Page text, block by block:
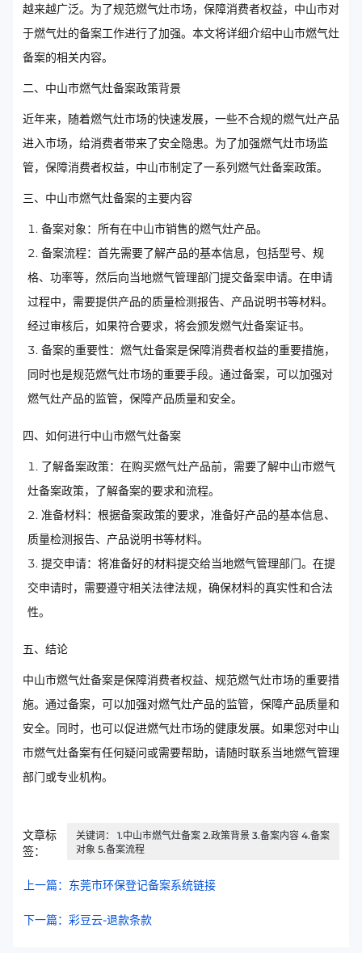
越来越广泛。为了规范燃气灶市场，保障消费者权益，中山市对
于燃气灶的备案工作进行了加强。本文将详细介绍中山市燃气灶
备案的相关内容。
二、中山市燃气灶备案政策背景
近年来，随着燃气灶市场的快速发展，一些不合规的燃气灶产品
进入市场，给消费者带来了安全隐患。为了加强燃气灶市场监
管，保障消费者权益，中山市制定了一系列燃气灶备案政策。
三、中山市燃气灶备案的主要内容
备案对象：所有在中山市销售的燃气灶产品。
备案流程：首先需要了解产品的基本信息，包括型号、规
格、功率等，然后向当地燃气管理部门提交备案申请。在申请
过程中，需要提供产品的质量检测报告、产品说明书等材料。
经过审核后，如果符合要求，将会颁发燃气灶备案证书。
备案的重要性：燃气灶备案是保障消费者权益的重要措施，
同时也是规范燃气灶市场的重要手段。通过备案，可以加强对
燃气灶产品的监管，保障产品质量和安全。
四、如何进行中山市燃气灶备案
了解备案政策：在购买燃气灶产品前，需要了解中山市燃气
灶备案政策，了解备案的要求和流程。
准备材料：根据备案政策的要求，准备好产品的基本信息、
质量检测报告、产品说明书等材料。
提交申请：将准备好的材料提交给当地燃气管理部门。在提
交申请时，需要遵守相关法律法规，确保材料的真实性和合法
性。
五、结论
中山市燃气灶备案是保障消费者权益、规范燃气灶市场的重要措
施。通过备案，可以加强对燃气灶产品的监管，保障产品质量和
安全。同时，也可以促进燃气灶市场的健康发展。如果您对中山
市燃气灶备案有任何疑问或需要帮助，请随时联系当地燃气管理
部门或专业机构。
文章标
签：
关键词： 1.中山市燃气灶备案 2.政策背景 3.备案内容 4.备案
对象 5.备案流程
上一篇：东莞市环保登记备案系统链接
下一篇：彩豆云-退款条款